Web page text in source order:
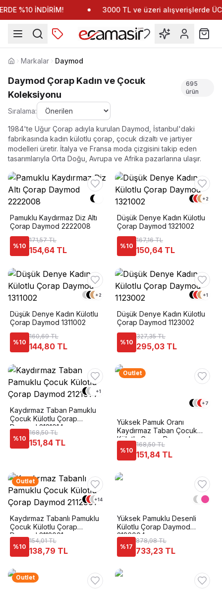
%10 İNDİRİM! 3000 TL ve üzeri alışverişlerde
Anasayfa
Markalar Daymod
Daymod Çorap Kadın ve Çocuk
Koleksiyonu
695
ürün
Sıralama:
1984'te Uğur Çorap adıyla kurulan Daymod, İstanbul'daki
fabrikasında kadın külotlu çorap, çocuk dizaltı ve jartiyer
modelleri üretir. İtalya ve Fransa moda çizgisini takip eden
tasarımlarıyla Orta Doğu, Avrupa ve Afrika pazarlarına ulaşır.
Pamuklu Kaydırmaz Diz Altı
Çorap Daymod 2222008
%10
171,57 TL
154,64 TL
+2
Düşük Denye Kadın Külotlu
Çorap Daymod 1321002
%10
167,16 TL
150,64 TL
+2
Düşük Denye Kadın Külotlu
Çorap Daymod 1311002
%10
160,69 TL
144,80 TL
+1
Düşük Denye Kadın Külotlu
Çorap Daymod 1123002
%10
327,35 TL
295,03 TL
+1
Kaydırmaz Taban Pamuklu
Çocuk Külotlu Çorap
Daymod 2121014
%10
168,50 TL
151,84 TL
Outlet
+7
Yüksek Pamuk Oranı
Kaydırmaz Taban Çocuk
Külotlu Çorap Daymod
2121001
%10
168,50 TL
151,84 TL
Outlet
+14
Kaydırmaz Tabanlı Pamuklu
Çocuk Külotlu Çorap
Daymod 2112001
%10
154,01 TL
138,79 TL
Yüksek Pamuklu Desenli
Külotlu Çorap Daymod
2126004
%17
878,98 TL
733,23 TL
Outlet